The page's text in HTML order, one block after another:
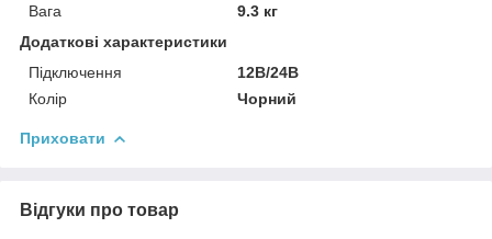
Вага
9.3 кг
Додаткові характеристики
Підключення
12В/24В
Колір
Чорний
Приховати
Відгуки про товар